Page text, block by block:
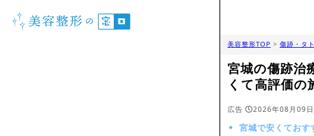
美容整形TOP > 傷跡・タ
宮城の傷跡治
くて高評価
広告 2026年08月09日
宮城で安くておす